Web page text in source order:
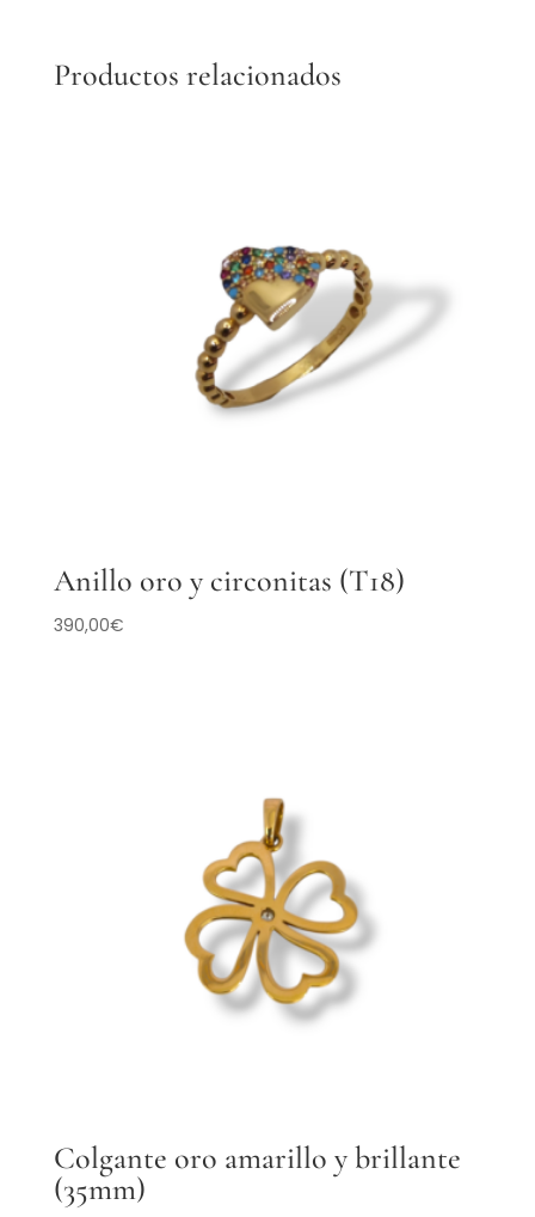
Productos relacionados
Anillo oro y circonitas (T18)
390,00€
Colgante oro amarillo y brillante
(35mm)